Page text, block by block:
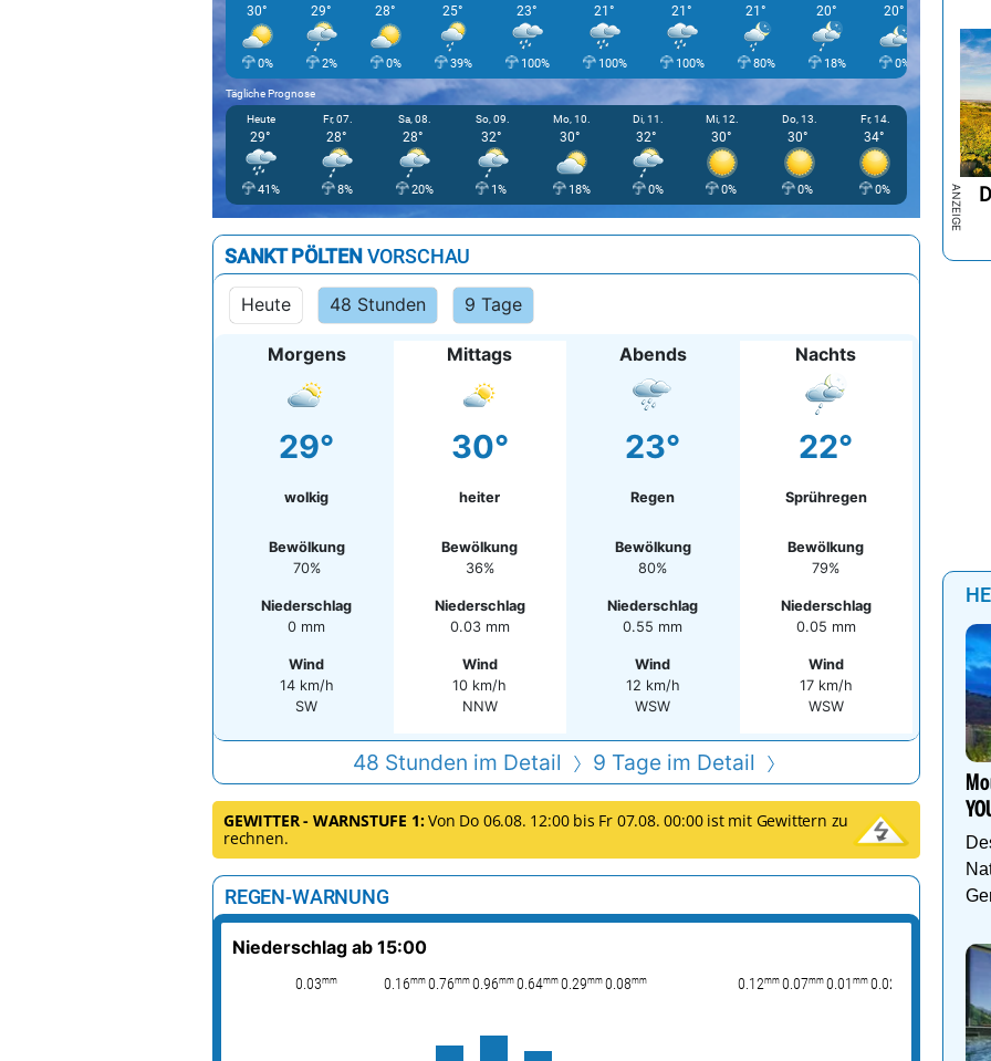
30°
0%
29°
2%
28°
0%
25°
39%
23°
100%
21°
100%
21°
100%
21°
80%
20°
18%
20°
0%
Tägliche Prognose
Heute
29°
41%
Fr, 07.
28°
8%
Sa, 08.
28°
20%
So, 09.
32°
1%
Mo, 10.
30°
18%
Di, 11.
32°
0%
Mi, 12.
30°
0%
Do, 13.
30°
0%
Fr, 14.
34°
0%
SANKT PÖLTEN VORSCHAU
Heute 48 Stunden 9 Tage
Morgens
29°
wolkig
Bewölkung
70%
Niederschlag
0 mm
Wind
14 km/h
SW
Mittags
30°
heiter
Bewölkung
36%
Niederschlag
0.03 mm
Wind
10 km/h
NNW
Abends
23°
Regen
Bewölkung
80%
Niederschlag
0.55 mm
Wind
12 km/h
WSW
Nachts
22°
Sprühregen
Bewölkung
79%
Niederschlag
0.05 mm
Wind
17 km/h
WSW
48 Stunden im Detail 9 Tage im Detail
GEWITTER - WARNSTUFE 1:Von Do 06.08. 12:00 bis Fr 07.08. 00:00 ist mit Gewittern zu
rechnen.
REGEN-WARNUNG
Niederschlag ab 15:00
0.03mm 0.16mm 0.76mm 0.96mm 0.64mm 0.29mm 0.08mm 0.12mm 0.07mm 0.01 mm 0.02